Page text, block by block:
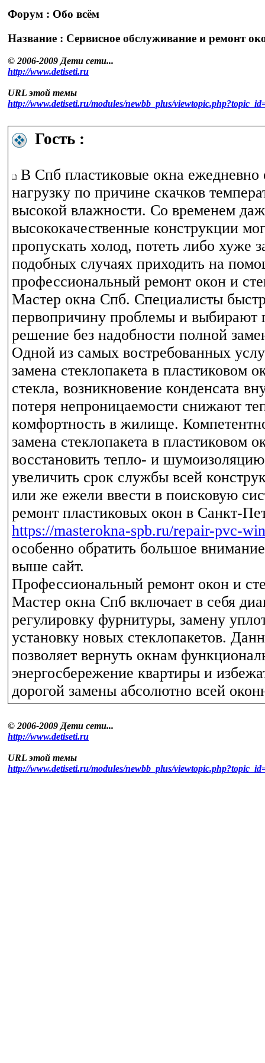
Форум : Обо всём
Название : Сервисное обслуживание и ремонт
© 2006-2009 Дети сети...
http://www.detiseti.ru
URL этой темы
http://www.detiseti.ru/modules/newbb_plus/
Гость :
В Спб пластиковые окна
нагрузку по причине скачков
высокой влажности. Со временем
высококачественные конструкции
пропускать холод, потеть либо хуже
подобных случаях приходить на
профессиональный ремонт окон и
Мастер окна Спб. Специалисты
первопричину проблемы и выбирают
решение без надобности полной
Одной из самых востребованных
замена стеклопакета в пластиковом
стекла, возникновение конденсата
потеря непроницаемости снижают
комфортность в жилище.
замена стеклопакета в пластиковом
восстановить тепло- и
увеличить срок службы всей
или же ежели ввести в поисковую
ремонт пластиковых окон в Санкт-
https://masterokna-spb.ru/repair-pvc-
особенно обратить большое
выше сайт.
Профессиональный ремонт окон и
Мастер окна Спб включает в себя
регулировку фурнитуры, замену
установку новых стеклопакетов.
позволяет вернуть окнам
энергосбережение квартиры и
дорогой замены абсолютно всей
© 2006-2009 Дети сети...
http://www.detiseti.ru
URL этой темы
http://www.detiseti.ru/modules/newbb_plus/